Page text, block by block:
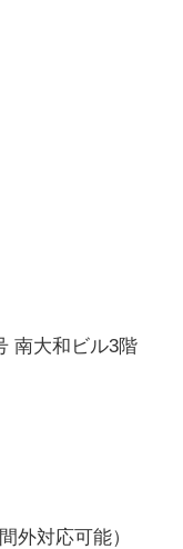
南大和ビル3階
外対応可能）